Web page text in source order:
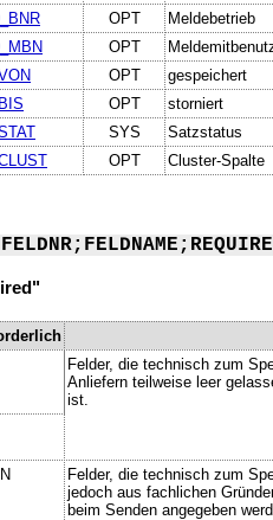
OPT
Meldebetrieb
OPT
OPT
gespeichert
OPT
storniert
SYS
Satzstatus
OPT Cluster-Spalte
Felder, die technisch zum
Anliefern teilweise leer
ist.
Felder, die technisch zum
jedoch aus fachlichen
beim Senden angegeben